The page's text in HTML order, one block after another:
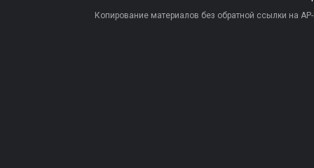
Копирование материалов без обратной ссылки на